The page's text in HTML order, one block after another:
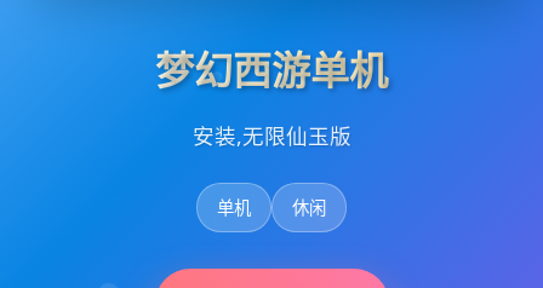
梦幻西游单机
安装,无限仙玉版
单机 休闲